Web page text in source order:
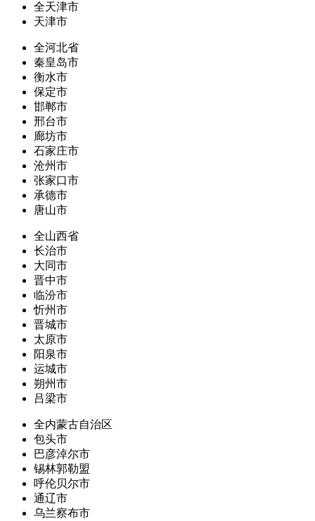
全天津市
天津市
全河北省
秦皇岛市
衡水市
保定市
邯郸市
邢台市
廊坊市
石家庄市
沧州市
张家口市
承德市
唐山市
全山西省
长治市
大同市
晋中市
临汾市
忻州市
晋城市
太原市
阳泉市
运城市
朔州市
吕梁市
全内蒙古自治区
包头市
巴彦淖尔市
锡林郭勒盟
呼伦贝尔市
通辽市
乌兰察布市